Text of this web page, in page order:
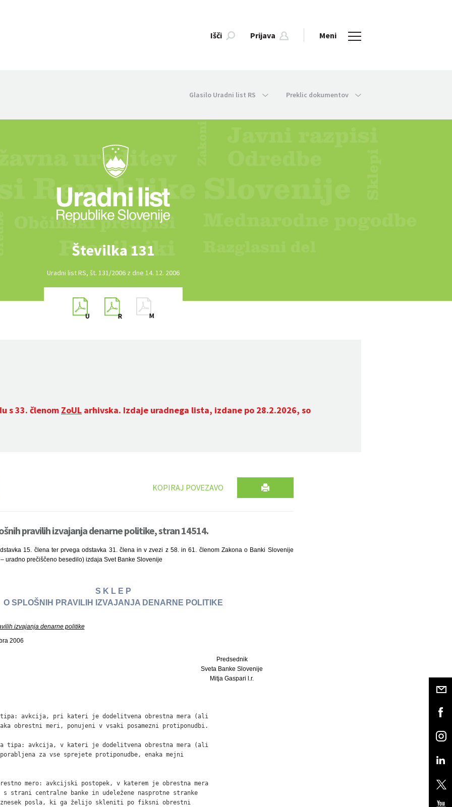
Išči Prijava Meni
Glasilo Uradni list RS Preklic dokumentov
Številka 131
Uradni list RS, št. 131/2006 z dne 14. 12. 2006
s 33. členom ZoUL arhivska. Izdaje uradnega lista, izdane po 28.2.2026, so
KOPIRAJ POVEZAVO
pravilih izvajanja denarne politike, stran 14514.
15. člena ter prvega odstavka 31. člena in v zvezi z 58. in 61. členom Zakona o Banki Slovenije
uradno prečiščeno besedilo) izdaja Svet Banke Slovenije
S K L E P
O SPLOŠNIH PRAVILIH IZVAJANJA DENARNE POLITIKE
izvajanja denarne politike
2006
Predsednik
Sveta Banke Slovenije
Mitja Gaspari l.r.